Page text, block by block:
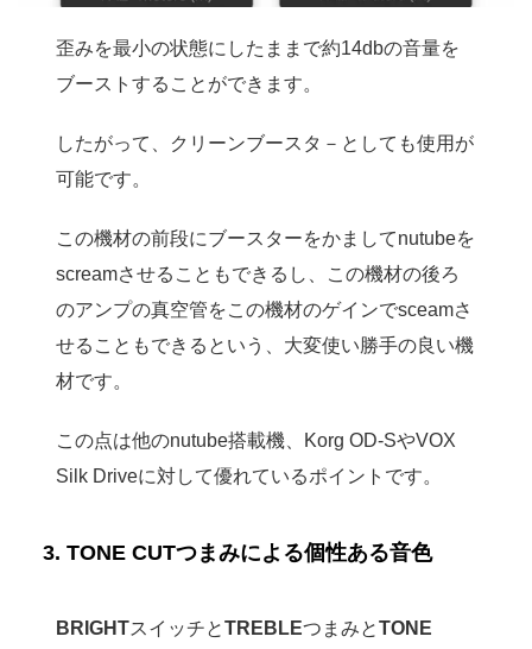
歪みを最小の状態にしたままで約14dbの音量を
ブーストすることができます。
したがって、クリーンブースタ－としても使用が
可能です。
この機材の前段にブースターをかましてnutubeを
screamさせることもできるし、この機材の後ろ
のアンプの真空管をこの機材のゲインでsceamさ
せることもできるという、大変使い勝手の良い機
材です。
この点は他のnutube搭載機、Korg OD-SやVOX
Silk Driveに対して優れているポイントです。
3. TONE CUTつまみによる個性ある音色
BRIGHTスイッチとTREBLEつまみとTONE